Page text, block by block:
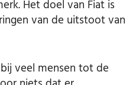
Het doel van Fiat is
van de uitstoot van
veel mensen tot de